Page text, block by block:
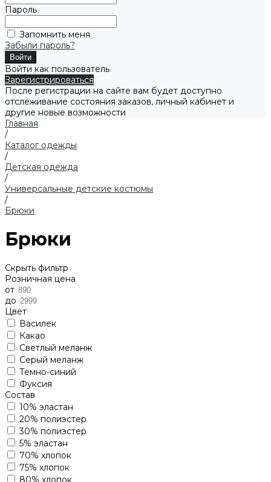
Пароль
Запомнить меня
Забыли пароль?
Войти как пользователь
Зарегистрироваться
После регистрации на сайте вам будет доступно
отслеживание состояния заказов, личный кабинет и
другие новые возможности
Главная
/
Каталог одежды
/
Детская одежда
/
Универсальные детские костюмы
/
Брюки
Брюки
Скрыть фильтр
Розничная цена
от
до
Цвет
Василек
Какао
Светлый меланж
Серый меланж
Темно-синий
Фуксия
Состав
10% эластан
20% полиэстер
30% полиэстер
5% эластан
70% хлопок
75% хлопок
80% хлопок